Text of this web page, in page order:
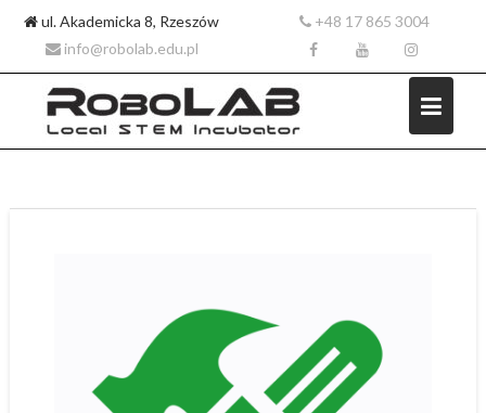
ul. Akademicka 8, Rzeszów
+48 17 865 3004
info@robolab.edu.pl